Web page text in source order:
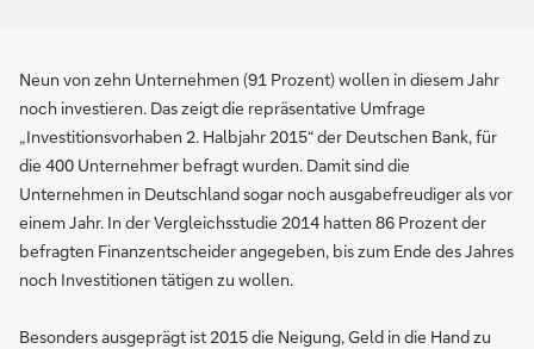
Neun von zehn Unternehmen (91 Prozent) wollen in diesem Jahr
noch investieren. Das zeigt die repräsentative Umfrage
„Investitionsvorhaben 2. Halbjahr 2015“ der Deutschen Bank, für
die 400 Unternehmer befragt wurden. Damit sind die
Unternehmen in Deutschland sogar noch ausgabefreudiger als vor
einem Jahr. In der Vergleichsstudie 2014 hatten 86 Prozent der
befragten Finanzentscheider angegeben, bis zum Ende des Jahres
noch Investitionen tätigen zu wollen.
Besonders ausgeprägt ist 2015 die Neigung, Geld in die Hand zu